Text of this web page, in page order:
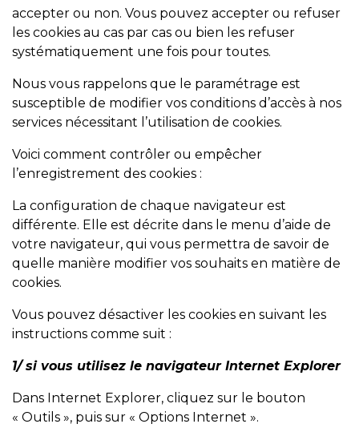
accepter ou non. Vous pouvez accepter ou refuser
les cookies au cas par cas ou bien les refuser
systématiquement une fois pour toutes.
Nous vous rappelons que le paramétrage est
susceptible de modifier vos conditions d’accès à nos
services nécessitant l’utilisation de cookies.
Voici comment contrôler ou empêcher
l’enregistrement des cookies :
La configuration de chaque navigateur est
différente. Elle est décrite dans le menu d’aide de
votre navigateur, qui vous permettra de savoir de
quelle manière modifier vos souhaits en matière de
cookies.
Vous pouvez désactiver les cookies en suivant les
instructions comme suit :
1/ si vous utilisez le navigateur Internet Explorer
Dans Internet Explorer, cliquez sur le bouton
« Outils », puis sur « Options Internet ».